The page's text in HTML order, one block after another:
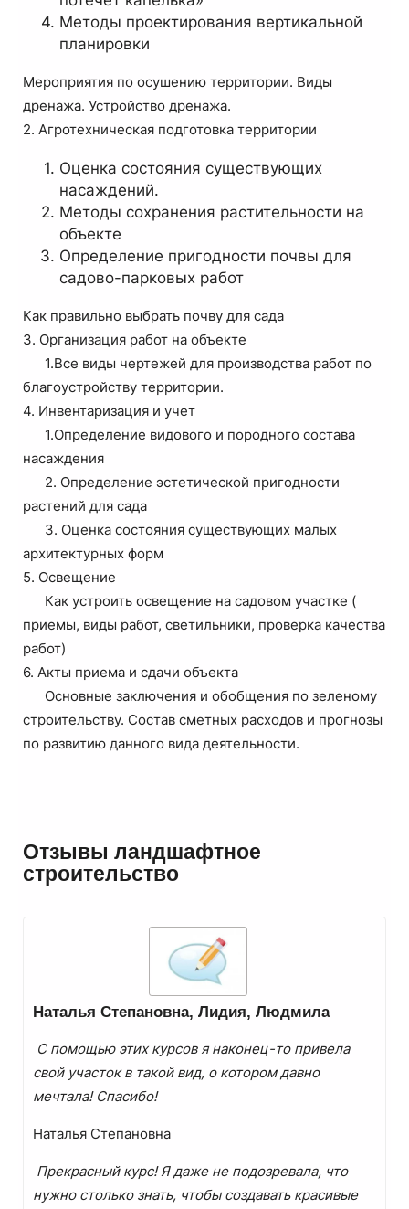
Методы проектирования вертикальной
планировки
Мероприятия по осушению территории. Виды
дренажа. Устройство дренажа.
2. Агротехническая подготовка территории
Оценка состояния существующих
насаждений.
Методы сохранения растительности на
объекте
Определение пригодности почвы для
садово-парковых работ
Как правильно выбрать почву для сада
3. Организация работ на объекте
1.Все виды чертежей для производства работ по
благоустройству территории.
4. Инвентаризация и учет
1.Определение видового и породного состава
насаждения
2. Определение эстетической пригодности
растений для сада
3. Оценка состояния существующих малых
архитектурных форм
5. Освещение
Как устроить освещение на садовом участке (
приемы, виды работ, светильники, проверка качества
работ)
6. Акты приема и сдачи объекта
Основные заключения и обобщения по зеленому
строительству. Состав сметных расходов и прогнозы
по развитию данного вида деятельности.
Отзывы ландшафтное
строительство
Наталья Степановна, Лидия, Людмила
С помощью этих курсов я наконец-то привела
свой участок в такой вид, о котором давно
мечтала! Спасибо!
Наталья Степановна
Прекрасный курс! Я даже не подозревала, что
нужно столько знать, чтобы создавать красивые